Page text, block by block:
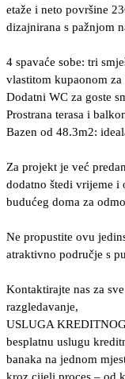
etaže i neto površine
dizajnirana s pažnjom
4 spavaće sobe: tri
vlastitom kupaonom
Dodatni WC za goste
Prostrana terasa i
Bazen od 48.3m2:
Za projekt je već
dodatno štedi vrijeme i
budućeg doma za
Ne propustite ovu
atraktivno područje s
Kontaktirajte nas za
razgledavanje,
USLUGA
besplatnu uslugu
banaka na jednom